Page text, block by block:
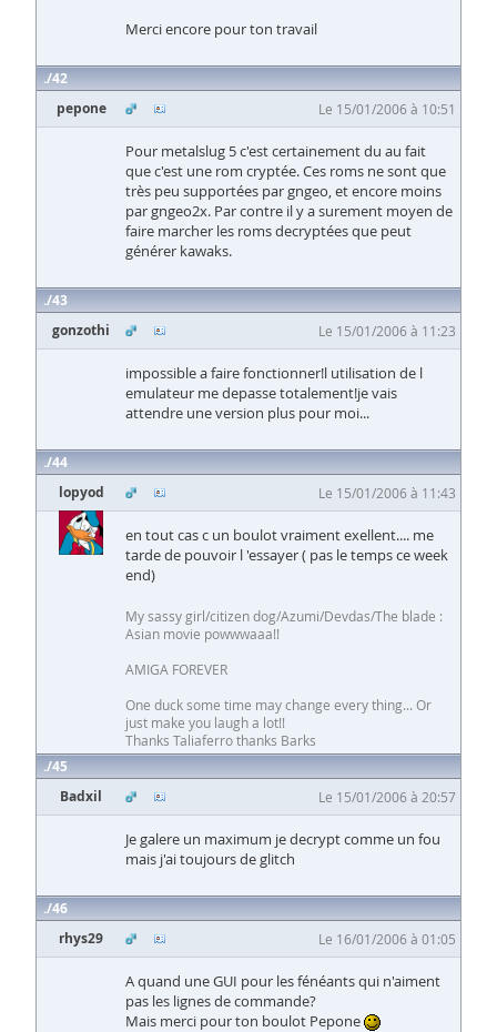
Merci encore pour ton travail
42
pepone
Le 15/01/2006 à 10:51
Pour metalslug 5 c'est certainement du au fait
que c'est une rom cryptée. Ces roms ne sont que
très peu supportées par gngeo, et encore moins
par gngeo2x. Par contre il y a surement moyen de
faire marcher les roms decryptées que peut
générer kawaks.
43
gonzothi
Le 15/01/2006 à 11:23
impossible a faire fonctionner!l utilisation de l
emulateur me depasse totalement!je vais
attendre une version plus pour moi...
44
lopyod
Le 15/01/2006 à 11:43
en tout cas c un boulot vraiment exellent.... me
tarde de pouvoir l 'essayer ( pas le temps ce week
end)
My sassy girl/citizen dog/Azumi/Devdas/The blade :
Asian movie powwwaaa!!
AMIGA FOREVER
One duck some time may change every thing... Or
just make you laugh a lot!!
Thanks Taliaferro thanks Barks
45
Badxil
Le 15/01/2006 à 20:57
Je galere un maximum je decrypt comme un fou
mais j'ai toujours de glitch
46
rhys29
Le 16/01/2006 à 01:05
A quand une GUI pour les fénéants qui n'aiment
pas les lignes de commande?
Mais merci pour ton boulot Pepone